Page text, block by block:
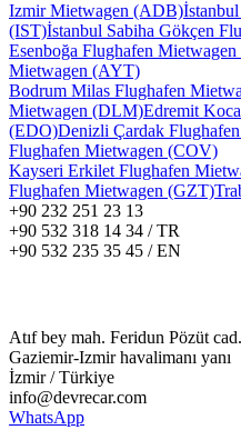
Izmir Mietwagen (ADB)
(IST)İstanbul Sabiha Gökçen
Esenboğa Flughafen
Mietwagen (AYT)
Bodrum Milas Flughafen
Mietwagen (DLM)Edremit
(EDO)Denizli Çardak
Flughafen Mietwagen (COV)
Kayseri Erkilet Flughafen
Flughafen Mietwagen (GZT)
+90 232 251 23 13
+90 532 318 14 34 / TR
+90 532 235 35 45 / EN
Atıf bey mah. Feridun Pözüt
Gaziemir-Izmir havalimanı yanı
İzmir / Türkiye
info@devrecar.com
WhatsApp